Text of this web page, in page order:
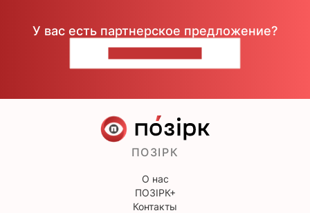
У вас есть партнерское предложение?
ПОЗІРК
О нас
ПОЗІРК+
Контакты